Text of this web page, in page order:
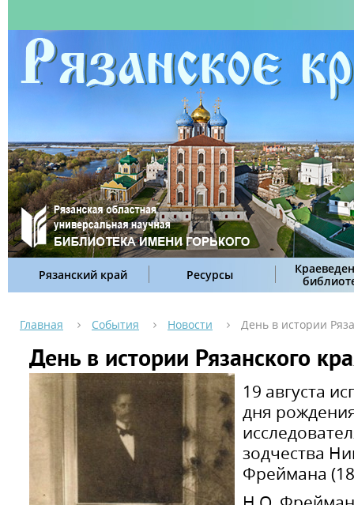
Рязанский край Ресурсы
Главная События Новости День в истории
День в истории Рязанского
19 августа
дня
зодчества
Фреймана